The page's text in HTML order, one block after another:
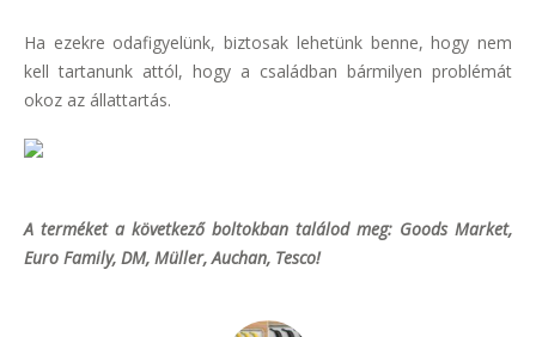
Ha ezekre odafigyelünk, biztosak lehetünk benne, hogy nem
kell tartanunk attól, hogy a családban bármilyen problémát
okoz az állattartás.
A terméket a következő boltokban találod meg: Goods Market,
Euro Family, DM, Müller, Auchan, Tesco!